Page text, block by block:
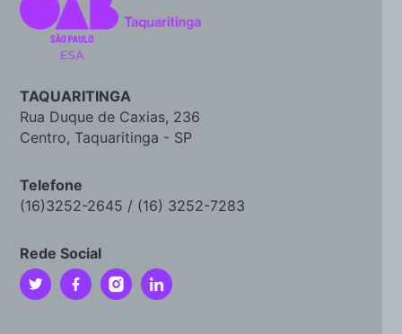
TAQUARITINGA
Rua Duque de Caxias, 236
Centro, Taquaritinga - SP
Telefone
(16)3252-2645 / (16) 3252-7283
Rede Social